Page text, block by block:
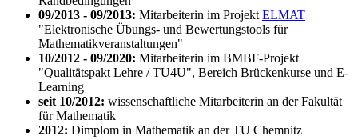
09/2013 - 09/2013: Mitarbeiterin im Projekt ELMAT
"Elektronische Übungs- und Bewertungstools für
Mathematikveranstaltungen"
10/2012 - 09/2020: Mitarbeiterin im BMBF-Projekt
"Qualitätspakt Lehre / TU4U", Bereich Brückenkurse und E-
Learning
seit 10/2012: wissenschaftliche Mitarbeiterin an der Fakultät
für Mathematik
2012: Dimplom in Mathematik an der TU Chemnitz